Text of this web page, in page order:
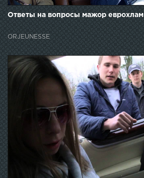
Ответы на вопросы мажор еврохлам
ORJEUNESSE